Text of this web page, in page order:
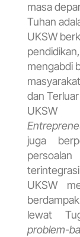
masa
Tuhan
UKSW
mengabdi
dan
UKSW
juga
persoalan
UKSW
lewat